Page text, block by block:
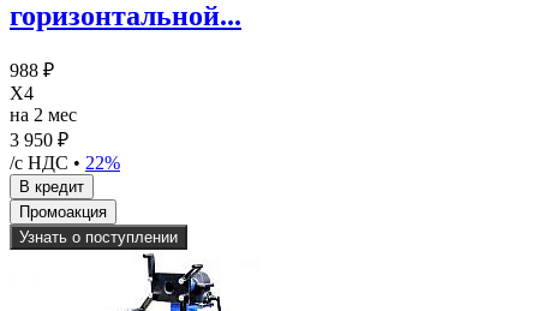
горизонтальной...
988 ₽
X4
на 2 мес
3 950 ₽
/с НДС • 22%
Узнать о поступлении